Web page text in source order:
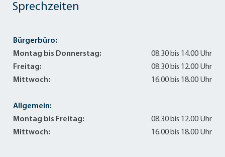
Sprechzeiten
Bürgerbüro:
Montag bis Donnerstag:
08.30 bis 14.00 Uhr
Freitag:
08.30 bis 12.00 Uhr
Mittwoch:
16.00 bis 18.00 Uhr
Allgemein:
Montag bis Freitag:
08.30 bis 12.00 Uhr
Mittwoch:
16.00 bis 18.00 Uhr